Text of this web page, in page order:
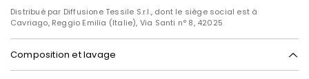
Distribué par Diffusione Tessile S.r.l., dont le siège social est à
Cavriago, Reggio Emilia (Italie), Via Santi n° 8, 42025
Composition et lavage